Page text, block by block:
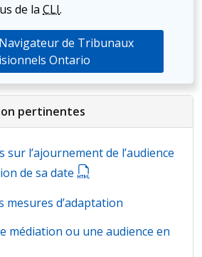
de la CLI.
de Tribunaux
Ontario
pertinentes
l’ajournement de l’audience
de sa date
mesures d’adaptation
médiation ou une audience en